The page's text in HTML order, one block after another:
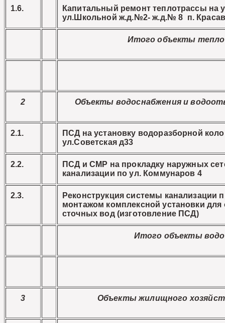
1.6.
Капитальный ремонт теплотрассы на
ул.Школьной ж.д.№2- ж.д.№ 8 п.
Итого объекты
2 Объекты водоснабжения и
2.1.
ПСД на установку водоразборной
ул.Советская д33
2.2.
ПСД и СМР на прокладку наружных
канализации по ул. Коммунаров 4
2.3.
Реконструкция системы канализации
монтажом комплексной установки для
сточных вод (изготовление ПСД)
Итого объекты
3 Объекты жилищного